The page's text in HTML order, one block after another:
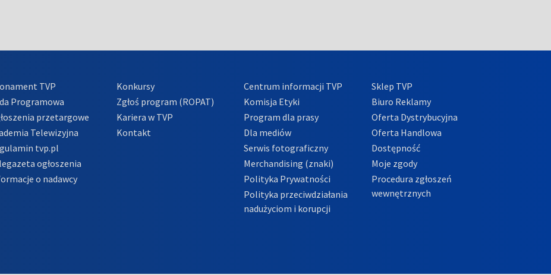
TVP
Programowa
przetargowe
Telewizyjna
tvp.pl
ogłoszenia
o nadawcy
Konkursy
Zgłoś program (ROPAT)
Kariera w TVP
Kontakt
Centrum informacji TVP
Komisja Etyki
Program dla prasy
Dla mediów
Serwis fotograficzny
Merchandising (znaki)
Polityka Prywatności
Polityka przeciwdziałania
nadużyciom i korupcji
Sklep TVP
Biuro Reklamy
Oferta Dystrybucyjna
Oferta Handlowa
Dostępność
Moje zgody
Procedura zgłoszeń
wewnętrznych